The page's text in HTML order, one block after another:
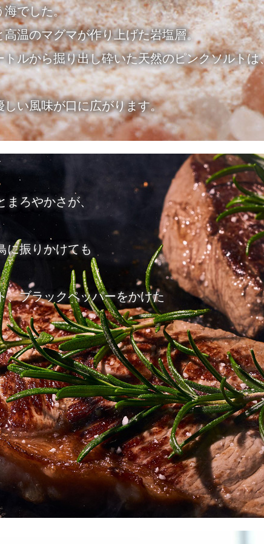
海でした。
温のマグマが作り上げた岩塩層。
ルから掘り出し砕いた天然のピンクソルトは
い風味が口に広がります。
ろやかさが、
に振りかけても
、ブラックペッパーをかけた